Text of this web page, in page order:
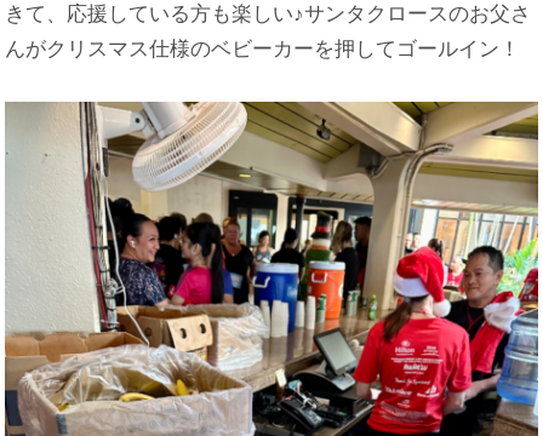
きて、応援している方も楽しい♪サンタクロースのお父さ
んがクリスマス仕様のベビーカーを押してゴールイン！